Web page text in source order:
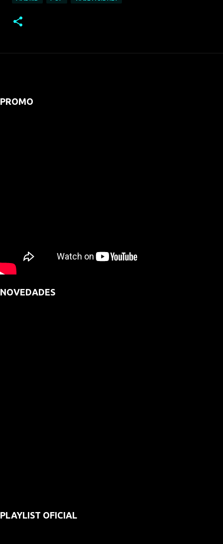
PROMO
NOVEDADES
PLAYLIST OFICIAL